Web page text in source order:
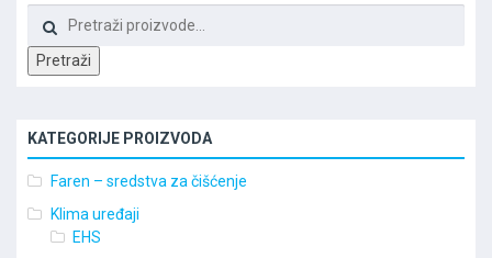
Pretraži
KATEGORIJE PROIZVODA
Faren – sredstva za čišćenje
Klima uređaji
EHS